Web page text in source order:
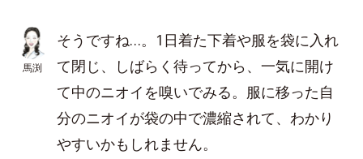
馬渕
そうですね…。1日着た下着や服を袋に入れ
て閉じ、しばらく待ってから、一気に開け
て中のニオイを嗅いでみる。服に移った自
分のニオイが袋の中で濃縮されて、わかり
やすいかもしれません。